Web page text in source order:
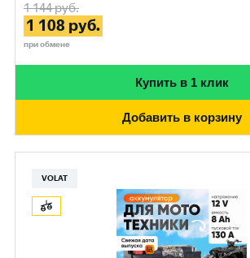
1 144руб.
1 108 руб.
при обмене
Купить в 1 клик
Добавить в корзину
VOLAT